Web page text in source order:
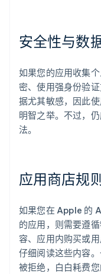
安全性与数
如果您的应用收集
密、使用强身份验
据尤其敏感，因此
明智之举。不过，
法。
应用商店规
如果您在 Apple 的
的应用，则需要遵
容、应用内购买或
仔细阅读这些内容
被拒绝，白白耗费您